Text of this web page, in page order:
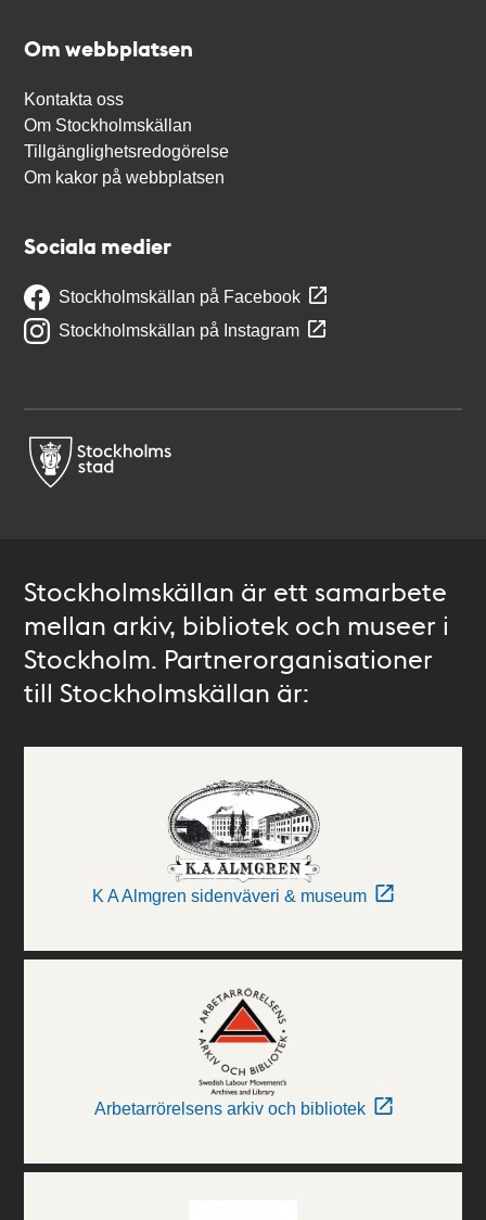
Om webbplatsen
Kontakta oss
Om Stockholmskällan
Tillgänglighetsredogörelse
Om kakor på webbplatsen
Sociala medier
Stockholmskällan på Facebook
Stockholmskällan på Instagram
Stockholmskällan är ett samarbete
mellan arkiv, bibliotek och museer i
Stockholm. Partnerorganisationer
till Stockholmskällan är:
K A Almgren sidenväveri & museum
Arbetarrörelsens arkiv och bibliotek